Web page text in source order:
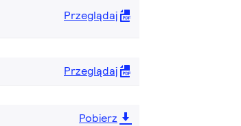
Przeglądaj
Przeglądaj
Pobierz